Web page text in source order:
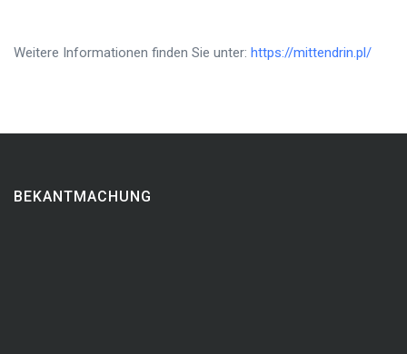
Weitere Informationen finden Sie unter: https://mittendrin.pl/
BEKANTMACHUNG